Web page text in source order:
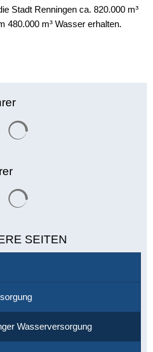
Stadt Renningen ca. 820.000 m³
480.000 m³ Wasser erhalten.
SEITEN
Wasserversorgung